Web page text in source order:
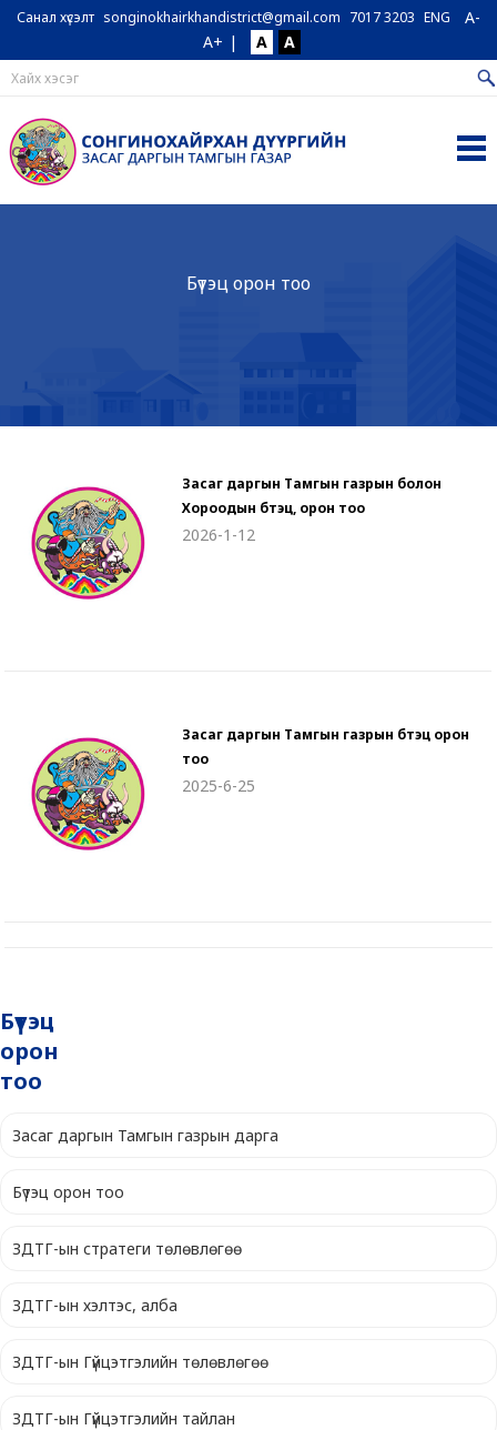
Санал хүсэлт songinokhairkhandistrict@gmail.com 7017 3203 ENG
A-
A+ | A A
Бүтэц орон тоо
Засаг даргын Тамгын газрын болон
Хороодын бүтэц, орон тоо
2026-1-12
Засаг даргын Тамгын газрын бүтэц орон
тоо
2025-6-25
Бүтэц
орон
тоо
Засаг даргын Тамгын газрын дарга
Бүтэц орон тоо
ЗДТГ-ын стратеги төлөвлөгөө
ЗДТГ-ын хэлтэс, алба
ЗДТГ-ын Гүйцэтгэлийн төлөвлөгөө
ЗДТГ-ын Гүйцэтгэлийн тайлан